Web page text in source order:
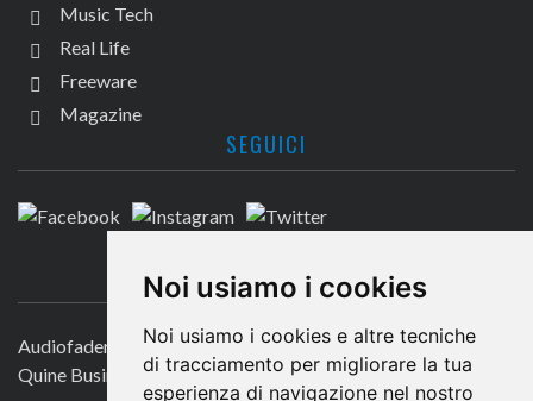
Noi usiamo i cookies
Noi usiamo i cookies e altre tecniche
di tracciamento per migliorare la tua
esperienza di navigazione nel nostro
Music Tech
Real Life
Freeware
Magazine
SEGUICI
CONTATTACI
Audiofader.com
Quine Business Publisher